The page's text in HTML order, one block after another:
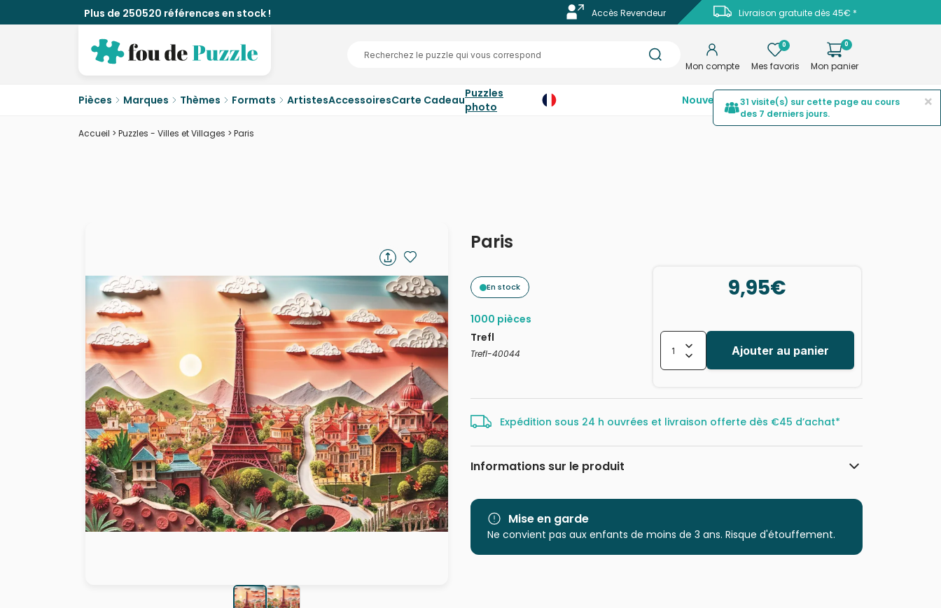
Plus de 250520 références en stock ! Livraison gratuite dès 45€ *
Accès Revendeur
Mon compte
0
Mes favoris
0
Mon panier
Pièces Marques Thèmes Formats ArtistesAccessoiresCarte CadeauPuzzles
photo
NouveautésTop ventesPromotions
Accueil > Puzzles - Villes et Villages > Paris
Paris
En stock
1000 pièces
Trefl
Trefl-40044
9,95€
Ajouter au panier
Expédition sous 24 h ouvrées et livraison offerte dès €45 d’achat*
Informations sur le produit
Catégorie
Age
Puzzle pour Adultes (500 à 48.000
pièces)
Mise en garde
Ne convient pas aux enfants de moins de 3 ans. Risque d'étouffement.
×
31 visite(s) sur cette page au cours
des 7 derniers jours.